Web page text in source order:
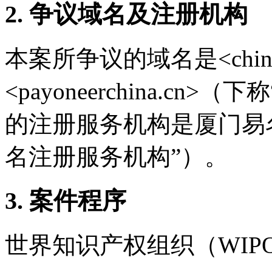
2. 争议域名及注册机构
本案所争议的域名是
<payoneerchina.cn>（下
的注册服务机构是厦门
名注册服务机构”）。
3. 案件程序
世界知识产权组织（